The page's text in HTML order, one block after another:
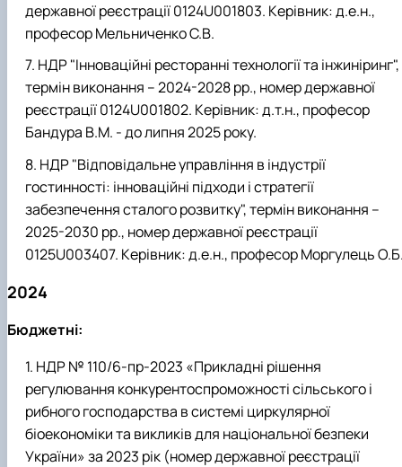
державної реєстрації 0124U001803. Керівник: д.е.н.,
професор Мельниченко С.В.
НДР "Інноваційні ресторанні технології та інжиніринг",
термін виконання – 2024-2028 рр., номер державної
реєстрації 0124U001802. Керівник: д.т.н., професор
Бандура В.М. - до липня 2025 року.
НДР "Відповідальне управління в індустрії
гостинності: інноваційні підходи і стратегії
забезпечення сталого розвитку", термін виконання –
2025-2030 рр., номер державної реєстрації
0125U003407. Керівник: д.е.н., професор Моргулець
2024
Бюджетні:
НДР № 110/6-пр-2023 «Прикладні рішення
регулювання конкурентоспроможності сільського і
рибного господарства в системі циркулярної
біоекономіки та викликів для національної безпеки
України» за 2023 рік (номер державної реєстрації